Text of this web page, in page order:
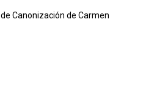
Canonización de Carmen